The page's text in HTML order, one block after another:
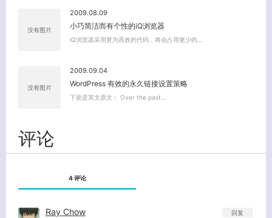
没有图片
2009.08.09
小巧简洁而有个性的iQ浏览器
iQ浏览器采用更为高效的代码，将会占用更少的…
没有图片
2009.09.04
WordPress 有效的永久链接设置策略
下面是英文原文： Over the past…
评论
4 评论
Ray Chow 回复